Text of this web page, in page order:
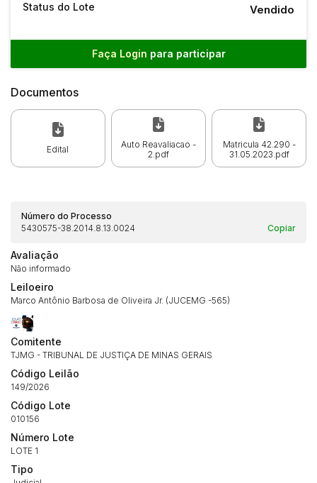
Status do Lote Vendido
Faça Login para participar
Documentos
Edital
Auto Reavaliacao -
2.pdf
Matricula 42.290 -
31.05.2023.pdf
Número do Processo
5430575-38.2014.8.13.0024
Copiar
Avaliação
Não informado
Leiloeiro
Marco Antônio Barbosa de Oliveira Jr. (JUCEMG -565)
Comitente
TJMG - TRIBUNAL DE JUSTIÇA DE MINAS GERAIS
Código Leilão
149/2026
Código Lote
010156
Número Lote
LOTE 1
Tipo